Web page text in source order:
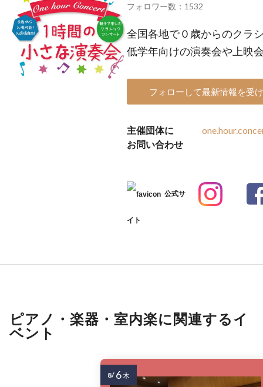
フォロワー数：1532
全国各地で０歳からのクラ
低学年向けの演奏会や上映
フォローして最新情報を受
主催団体に
お問い合わせ
公式サ
イト
ピアノ・楽器・室内楽に関連するイ
ベント
8/ 6木